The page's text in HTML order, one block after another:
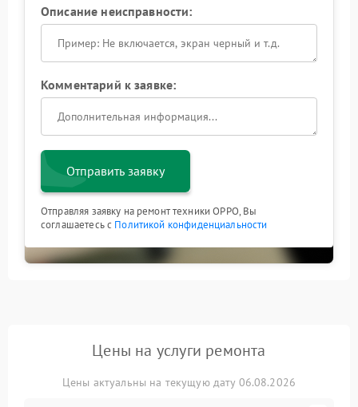
Описание неисправности:
Комментарий к заявке:
Отправить заявку
Отправляя заявку на ремонт техники OPPO, Вы
соглашаетесь с Политикой конфиденциальности
Цены на услуги ремонта
Цены актуальны на текущую дату 06.08.2026